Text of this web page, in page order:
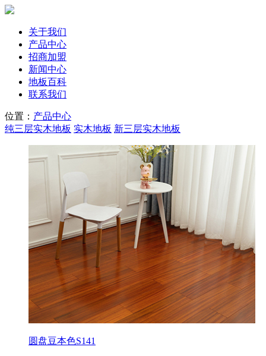
关于我们
产品中心
招商加盟
新闻中心
地板百科
联系我们
位置： 产品中心
纯三层实木地板 实木地板 新三层实木地板
圆盘豆本色S141